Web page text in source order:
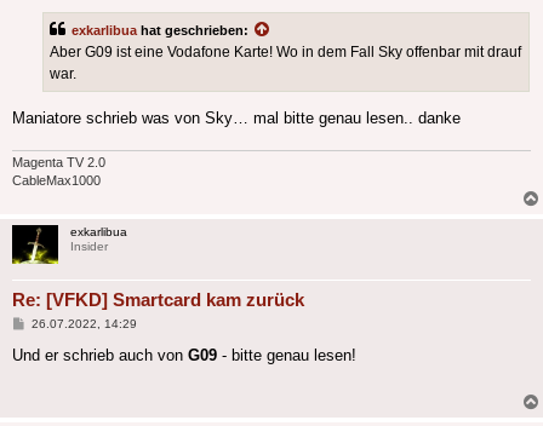
exkarlibua hat geschrieben:
Aber G09 ist eine Vodafone Karte! Wo in dem Fall Sky offenbar mit drauf
war.
Maniatore schrieb was von Sky… mal bitte genau lesen.. danke
Magenta TV 2.0
CableMax1000
exkarlibua
Insider
Re: [VFKD] Smartcard kam zurück
Beitrag
26.07.2022, 14:29
Und er schrieb auch von G09 - bitte genau lesen!